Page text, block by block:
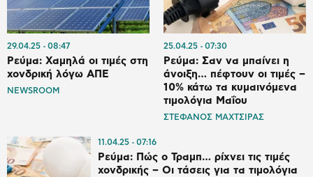
29.04.25 08:47
Ρεύμα: Χαμηλά οι τιμές στη
χονδρική λόγω ΑΠΕ
NEWSROOM
25.04.25 07:30
Ρεύμα: Σαν να μπαίνει η
άνοιξη… πέφτουν οι τιμές –
10% κάτω τα κυμαινόμενα
τιμολόγια Μαΐου
ΣΤΕΦΑΝΟΣ ΜΑΧΤΣΙΡΑΣ
11.04.25 07:16
Ρεύμα: Πώς ο Τραμπ… ρίχνει τις τιμές
χονδρικής – Οι τάσεις για τα τιμολόγια